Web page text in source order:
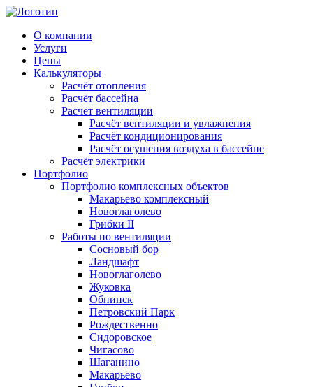
О компании
Услуги
Цены
Калькуляторы
Расчёт отопления
Расчёт бассейна
Расчёт вентиляции
Расчёт вентиляции и увлажнения
Расчёт кондиционирования
Расчёт осушения воздуха в бассейне
Расчёт электрики
Портфолио
Портфолио комплексных объектов
Макарьево комплексный
Новоглаголево
Грибки II
Работы по вентиляции
Сосновый бор
Ландшафт
Новоглаголево
Жуковка
Обнинск
Петровский Парк
Рождественно
Сидоровское
Чигасово
Шаганино
Макарьево